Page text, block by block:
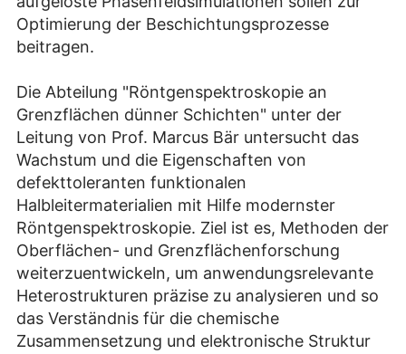
Optimierung der Beschichtungsprozesse
beitragen.
Die Abteilung "Röntgenspektroskopie an
Grenzflächen dünner Schichten" unter der
Leitung von Prof. Marcus Bär untersucht das
Wachstum und die Eigenschaften von
defekttoleranten funktionalen
Halbleitermaterialien mit Hilfe modernster
Röntgenspektroskopie. Ziel ist es, Methoden der
Oberflächen- und Grenzflächenforschung
weiterzuentwickeln, um anwendungsrelevante
Heterostrukturen präzise zu analysieren und so
das Verständnis für die chemische
Zusammensetzung und elektronische Struktur